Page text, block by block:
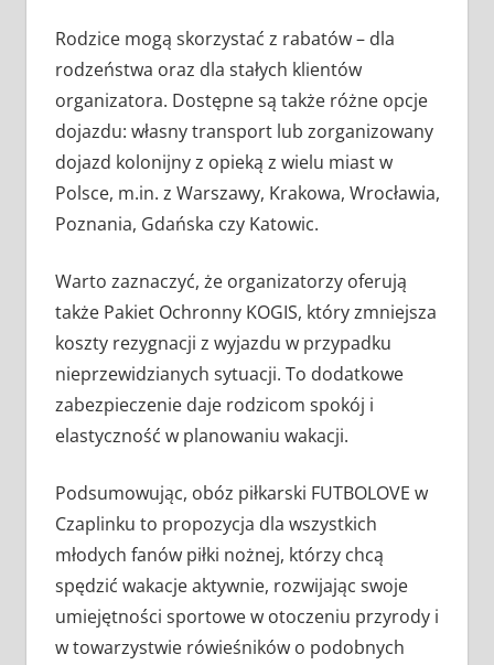
Rodzice mogą skorzystać z rabatów – dla
rodzeństwa oraz dla stałych klientów
organizatora. Dostępne są także różne opcje
dojazdu: własny transport lub zorganizowany
dojazd kolonijny z opieką z wielu miast w
Polsce, m.in. z Warszawy, Krakowa, Wrocławia,
Poznania, Gdańska czy Katowic.
Warto zaznaczyć, że organizatorzy oferują
także Pakiet Ochronny KOGIS, który zmniejsza
koszty rezygnacji z wyjazdu w przypadku
nieprzewidzianych sytuacji. To dodatkowe
zabezpieczenie daje rodzicom spokój i
elastyczność w planowaniu wakacji.
Podsumowując, obóz piłkarski FUTBOLOVE w
Czaplinku to propozycja dla wszystkich
młodych fanów piłki nożnej, którzy chcą
spędzić wakacje aktywnie, rozwijając swoje
umiejętności sportowe w otoczeniu przyrody i
w towarzystwie rówieśników o podobnych